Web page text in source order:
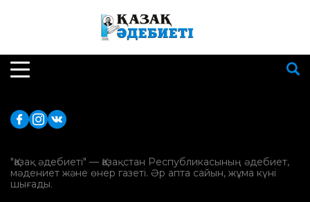
"Қазақ әдебиеті" — Қазақстан Республикасының әдебиет,
мәдениет және өнер газеті. Әр апта сайын, жұма күні
шығады.